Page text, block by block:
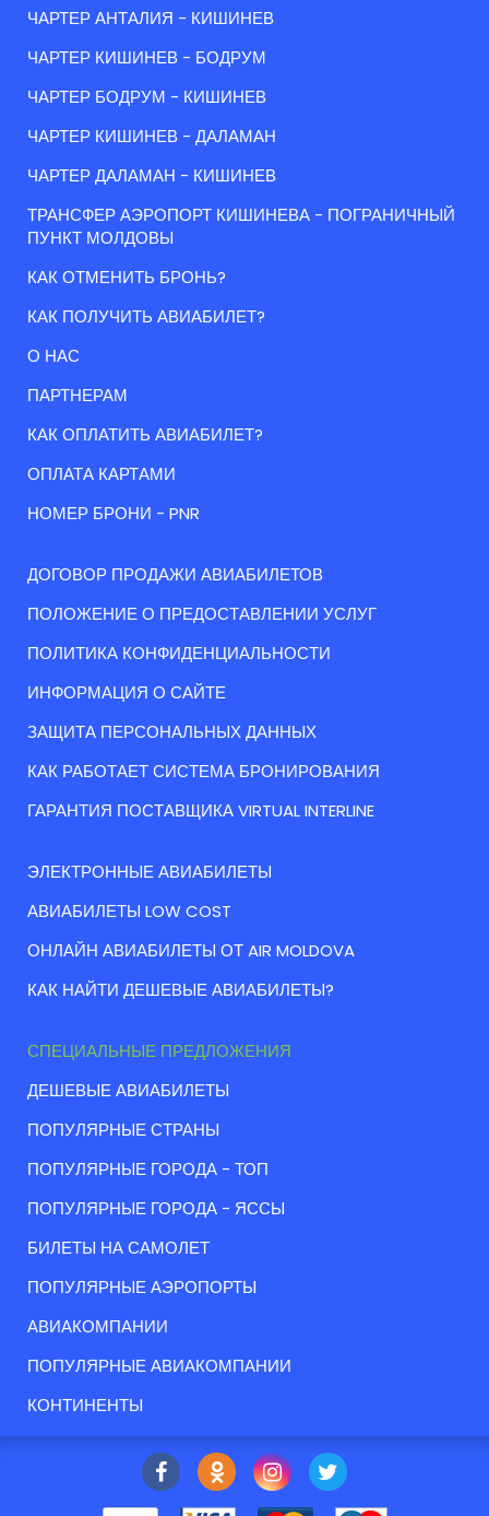
ЧАРТЕР АНТАЛИЯ - КИШИНЕВ
ЧАРТЕР КИШИНЕВ - БОДРУМ
ЧАРТЕР БОДРУМ - КИШИНЕВ
ЧАРТЕР КИШИНЕВ - ДАЛАМАН
ЧАРТЕР ДАЛАМАН - КИШИНЕВ
ТРАНСФЕР АЭРОПОРТ КИШИНЕВА - ПОГРАНИЧНЫЙ
ПУНКТ МОЛДОВЫ
КАК ОТМЕНИТЬ БРОНЬ?
КАК ПОЛУЧИТЬ АВИАБИЛЕТ?
О НАС
ПАРТНЕРАМ
КАК ОПЛАТИТЬ АВИАБИЛЕТ?
ОПЛАТА КАРТАМИ
НОМЕР БРОНИ - PNR
ДОГОВОР ПРОДАЖИ АВИАБИЛЕТОВ
ПОЛОЖЕНИЕ О ПРЕДОСТАВЛЕНИИ УСЛУГ
ПОЛИТИКА КОНФИДЕНЦИАЛЬНОСТИ
ИНФОРМАЦИЯ О САЙТЕ
ЗАЩИТА ПЕРСОНАЛЬНЫХ ДАННЫХ
КАК РАБОТАЕТ СИСТЕМА БРОНИРОВАНИЯ
ГАРАНТИЯ ПОСТАВЩИКА VIRTUAL INTERLINE
ЭЛЕКТРОННЫЕ АВИАБИЛЕТЫ
АВИАБИЛЕТЫ LOW COST
ОНЛАЙН АВИАБИЛЕТЫ ОТ AIR MOLDOVA
КАК НАЙТИ ДЕШЕВЫЕ АВИАБИЛЕТЫ?
СПЕЦИАЛЬНЫЕ ПРЕДЛОЖЕНИЯ
ДЕШЕВЫЕ АВИАБИЛЕТЫ
ПОПУЛЯРНЫЕ СТРАНЫ
ПОПУЛЯРНЫЕ ГОРОДА - ТОП
ПОПУЛЯРНЫЕ ГОРОДА - ЯССЫ
БИЛЕТЫ НА САМОЛЕТ
ПОПУЛЯРНЫЕ АЭРОПОРТЫ
АВИАКОМПАНИИ
ПОПУЛЯРНЫЕ АВИАКОМПАНИИ
КОНТИНЕНТЫ